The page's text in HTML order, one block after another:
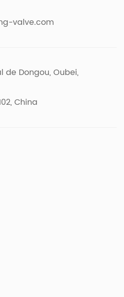
valve.com
de Dongou, Oubei,
China